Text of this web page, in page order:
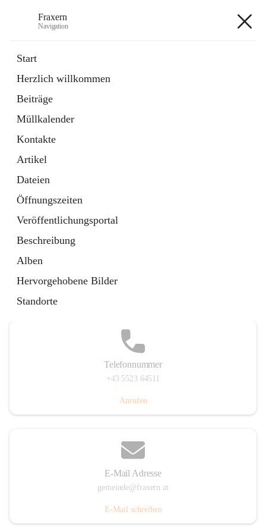
Fraxern
Navigation
Start
Herzlich willkommen
Beiträge
Müllkalender
Kontakte
Artikel
Dateien
Öffnungszeiten
Veröffentlichungsportal
Beschreibung
Alben
Hervorgehobene Bilder
Standorte
Ordner
in
Tab
Formulare
Artikel
öffnet
in
neuem
Tab
Telefonnummer
+43 5523 64511
Anrufen
E-Mail Adresse
gemeinde@fraxern.at
E-Mail schreiben